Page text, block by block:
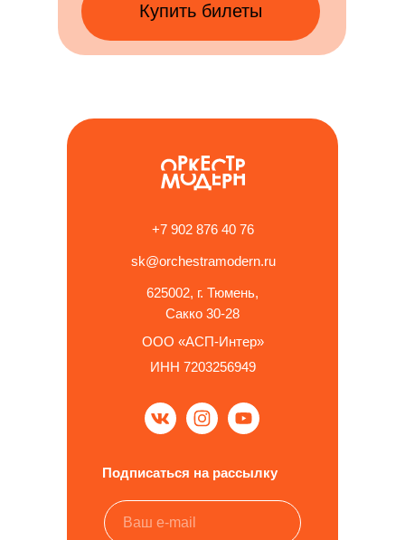
Купить билеты
ООО «АСП-Интер»
ИНН 7203256949
sk@orchestramodern.ru
+7 902 876 40 76
625002, г. Тюмень,
Сакко 30-28
Подписаться на рассылку